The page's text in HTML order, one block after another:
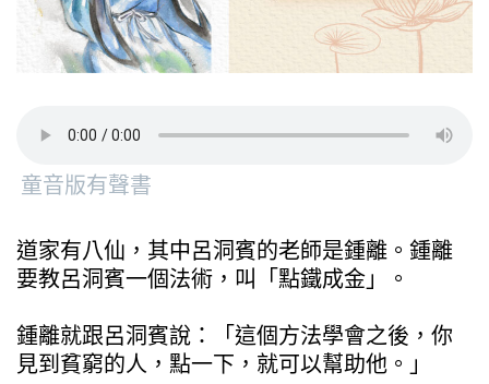
童音版有聲書
道家有八仙，其中呂洞賓的老師是鍾離。鍾離
要教呂洞賓一個法術，叫「點鐵成金」。
鍾離就跟呂洞賓說：「這個方法學會之後，你
見到貧窮的人，點一下，就可以幫助他。」